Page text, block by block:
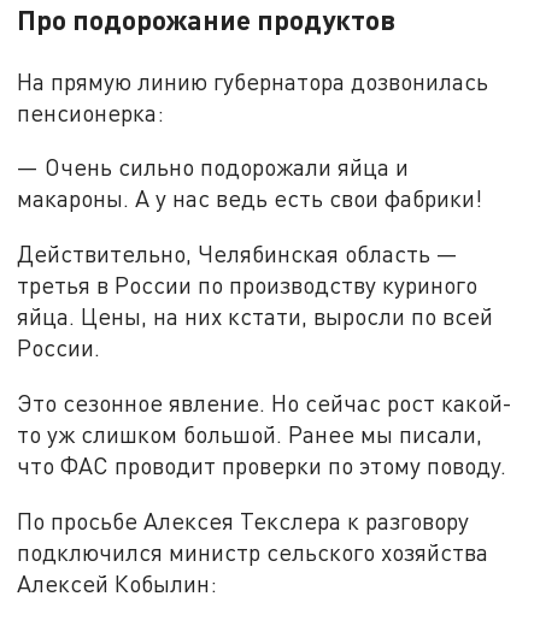
Про подорожание продуктов
На прямую линию губернатора дозвонилась
пенсионерка:
— Очень сильно подорожали яйца и
макароны. А у нас ведь есть свои фабрики!
Действительно, Челябинская область —
третья в России по производству куриного
яйца. Цены, на них кстати, выросли по всей
России.
Это сезонное явление. Но сейчас рост какой-
то уж слишком большой. Ранее мы писали,
что ФАС проводит проверки по этому поводу.
По просьбе Алексея Текслера к разговору
подключился министр сельского хозяйства
Алексей Кобылин: